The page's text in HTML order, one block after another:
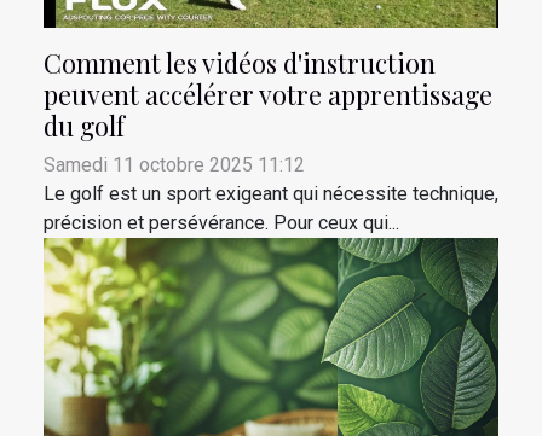
Comment les vidéos d'instruction
peuvent accélérer votre apprentissage
du golf
Samedi 11 octobre 2025 11:12
Le golf est un sport exigeant qui nécessite technique,
précision et persévérance. Pour ceux qui...